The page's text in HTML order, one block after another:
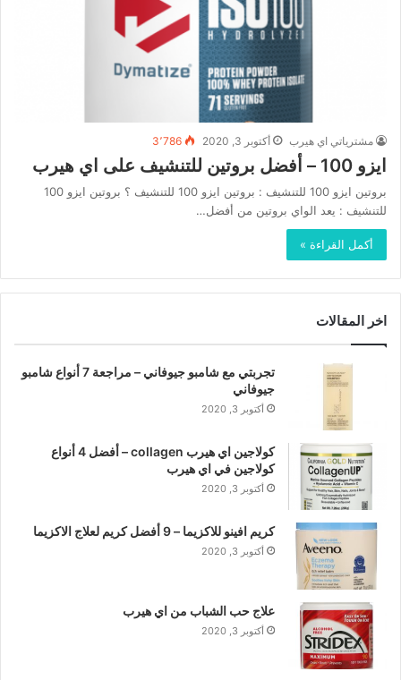
مشترياتي اي هيرب أكتوبر 3, 2020 3٬786
ايزو 100 – أفضل بروتين للتنشيف على اي هيرب
بروتين ايزو 100 للتنشيف : بروتين ايزو 100 للتنشيف ؟ بروتين ايزو 100
للتنشيف : يعد الواي بروتين من أفضل…
أكمل القراءة »
اخر المقالات
تجربتي مع شامبو جيوفاني – مراجعة 7 أنواع شامبو
جيوفاني
أكتوبر 3, 2020
كولاجين اي هيرب collagen – أفضل 4 أنواع
كولاجين في اي هيرب
أكتوبر 3, 2020
كريم افينو للاكزيما – 9 أفضل كريم لعلاج الاكزيما
أكتوبر 3, 2020
علاج حب الشباب من اي هيرب
أكتوبر 3, 2020